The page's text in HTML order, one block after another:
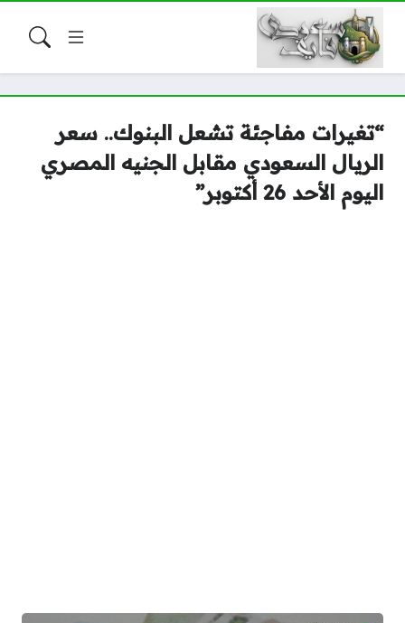
“تغيرات مفاجئة تشعل البنوك.. سعر
الريال السعودي مقابل الجنيه المصري
اليوم الأحد 26 أكتوبر”